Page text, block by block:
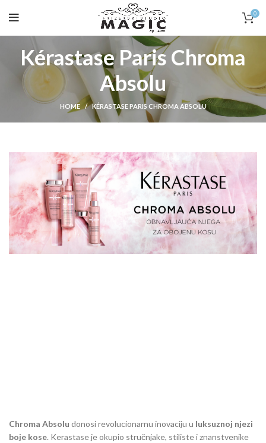
0
Kérastase Paris Chroma
Absolu
HOME KÉRASTASE PARIS CHROMA ABSOLU
Chroma Absolu donosi revolucionarnu inovaciju u luksuznoj njezi
boje kose. Kerastase je okupio stručnjake, stiliste i znanstvenike